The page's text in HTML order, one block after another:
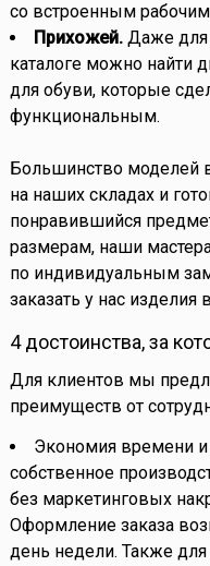
со встроенным
Прихожей.Даже для
каталоге можно найти
для обуви, которые
функциональным.
Большинство моделей
на наших складах и
понравившийся
размерам, наши
по индивидуальным
заказать у нас
4 достоинства, за
Для клиентов мы
преимуществ от
Экономия времени
собственное
без маркетинговых
Оформление заказа
день недели. Также